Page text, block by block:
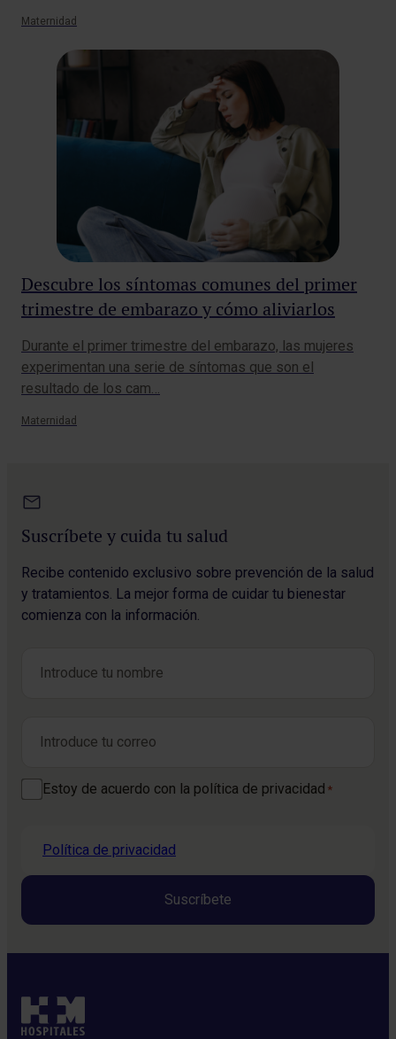
Maternidad
Descubre los síntomas comunes del primer
trimestre de embarazo y cómo aliviarlos
Durante el primer trimestre del embarazo, las mujeres
experimentan una serie de síntomas que son el
resultado de los cam…
Maternidad
Suscríbete y cuida tu salud
Recibe contenido exclusivo sobre prevención de la salud
y tratamientos. La mejor forma de cuidar tu bienestar
comienza con la información.
Consentimiento *
Estoy de acuerdo con la política de privacidad *
Política de privacidad